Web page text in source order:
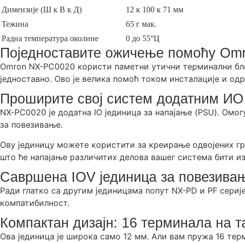
Димензије (Ш к В к Д)
12 к 100 к 71 мм
Тежина
65 г мак.
Радна температура околине
0 до 55°Ц
Поједноставите ожичење помоћу
Omron NX-PC0020 користи паметни утични терминални
једноставно. Ово је велика помоћ током инсталације и
Проширите свој систем додатним
NX-PC0020 је додатна IO јединица за напајање (PSU).
за повезивање.
Ову јединицу можете користити за креирање одвојених
што ће напајање различитих делова вашег система бити
Савршена IOV јединица за
Ради глатко са другим јединицама попут NX-PD и PF
компатибилност.
Компактан дизајн: 16 терминала на
Ова јединица је широка само 12 мм. Али вам пружа 16